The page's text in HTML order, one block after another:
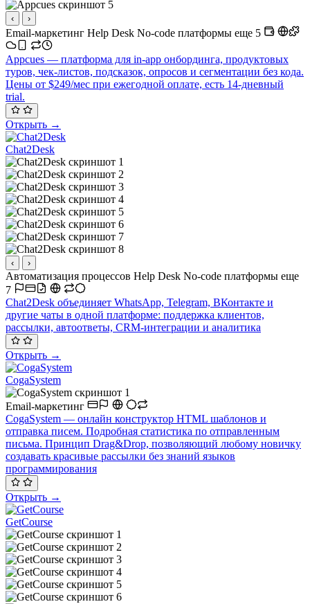
‹ ›
Email-маркетинг Help Desk No-code платформы еще 5
Appcues — платформа для in-app онбординга, продуктовых
туров, чек-листов, подсказок, опросов и сегментации без кода.
Цены от $249/мес при ежегодной оплате, есть 14-дневный
trial.
Открыть →
Chat2Desk
‹ ›
Автоматизация процессов Help Desk No-code платформы еще
7
Chat2Desk объединяет WhatsApp, Telegram, ВКонтакте и
другие чаты в одной платформе: поддержка клиентов,
рассылки, автоответы, CRM-интеграции и аналитика
Открыть →
CogaSystem
Email-маркетинг
CogaSystem — онлайн конструктор HTML шаблонов и
отправка писем. Подробная статистика по отправленным
письма. Принцип Drag&Drop, позволяющий любому новичку
создавать красивые рассылки без знаний языков
программирования
Открыть →
GetCourse